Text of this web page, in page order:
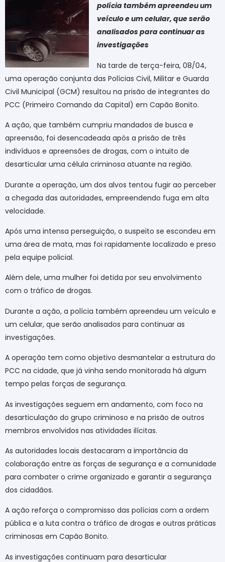
polícia também apreendeu um
veículo e um celular, que serão
analisados para continuar as
investigações
Na tarde de terça-feira, 08/04,
uma operação conjunta das Polícias Civil, Militar e Guarda
Civil Municipal (GCM) resultou na prisão de integrantes do
PCC (Primeiro Comando da Capital) em Capão Bonito.
A ação, que também cumpriu mandados de busca e
apreensão, foi desencadeada após a prisão de três
indivíduos e apreensões de drogas, com o intuito de
desarticular uma célula criminosa atuante na região.
Durante a operação, um dos alvos tentou fugir ao perceber
a chegada das autoridades, empreendendo fuga em alta
velocidade.
Após uma intensa perseguição, o suspeito se escondeu em
uma área de mata, mas foi rapidamente localizado e preso
pela equipe policial.
Além dele, uma mulher foi detida por seu envolvimento
com o tráfico de drogas.
Durante a ação, a polícia também apreendeu um veículo e
um celular, que serão analisados para continuar as
investigações.
A operação tem como objetivo desmantelar a estrutura do
PCC na cidade, que já vinha sendo monitorada há algum
tempo pelas forças de segurança.
As investigações seguem em andamento, com foco na
desarticulação do grupo criminoso e na prisão de outros
membros envolvidos nas atividades ilícitas.
As autoridades locais destacaram a importância da
colaboração entre as forças de segurança e a comunidade
para combater o crime organizado e garantir a segurança
dos cidadãos.
A ação reforça o compromisso das polícias com a ordem
pública e a luta contra o tráfico de drogas e outras práticas
criminosas em Capão Bonito.
As investigações continuam para desarticular